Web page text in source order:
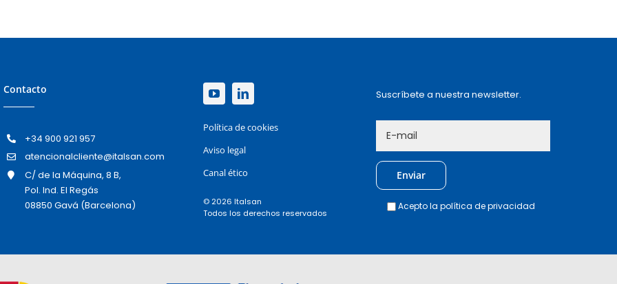
Contacto
+34 900 921 957
atencionalcliente@italsan.com
C/ de la Máquina, 8 B,
Pol. Ind. El Regás
08850 Gavá (Barcelona)
Política de cookies
Aviso legal
Canal ético
© 2026 Italsan
Todos los derechos reservados
Suscríbete a nuestra newsletter.
Acepto la política de privacidad